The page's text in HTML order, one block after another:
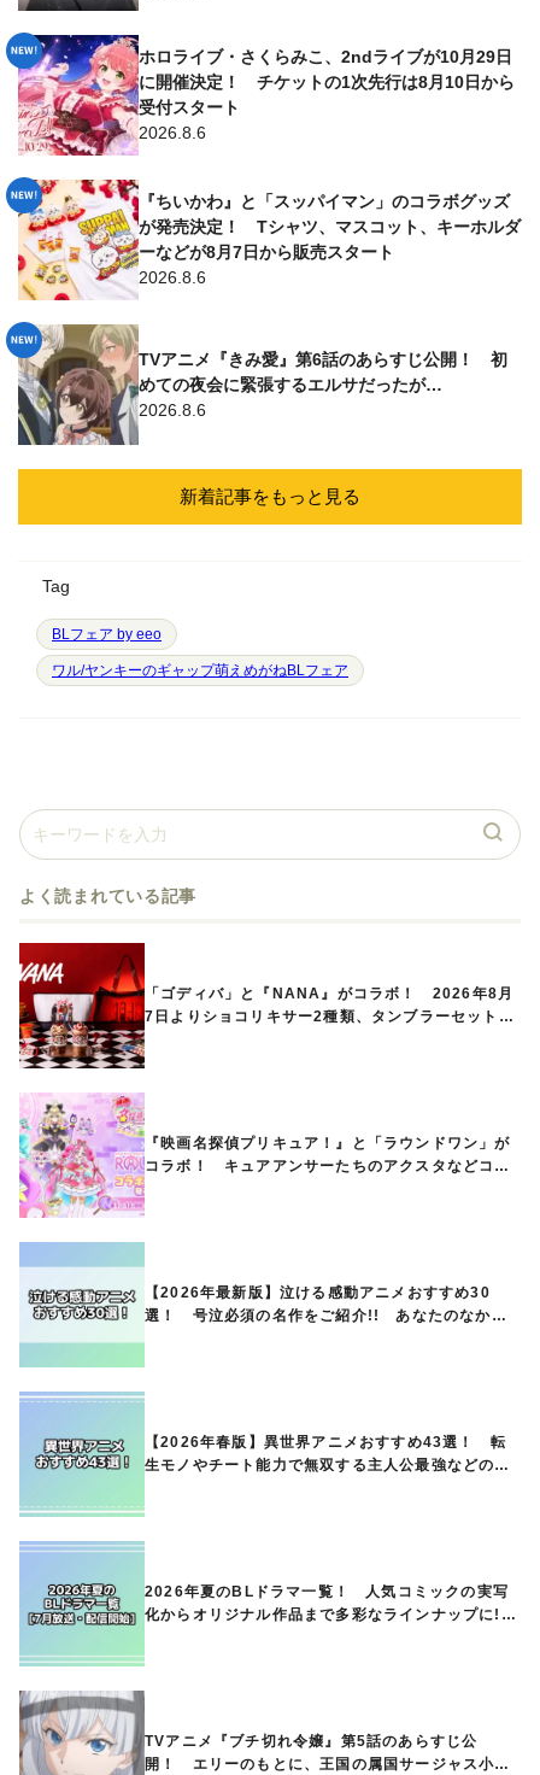
ホロライブ・さくらみこ、2ndライブが10月29日
に開催決定！ チケットの1次先行は8月10日から
受付スタート
2026.8.6
『ちいかわ』と「スッパイマン」のコラボグッズ
が発売決定！ Tシャツ、マスコット、キーホルダ
ーなどが8月7日から販売スタート
2026.8.6
TVアニメ『きみ愛』第6話のあらすじ公開！ 初
めての夜会に緊張するエルサだったが…
2026.8.6
新着記事をもっと見る
Tag
BLフェア by eeo
ワル/ヤンキーのギャップ萌えめがねBLフェア
よく読まれている記事
「ゴディバ」と『NANA』がコラボ！ 2026年8月
7日よりショコリキサー2種類、タンブラーセットな
『映画名探偵プリキュア！』と「ラウンドワン」が
コラボ！ キュアアンサーたちのアクスタなどコラ
【2026年最新版】泣ける感動アニメおすすめ30
選！ 号泣必須の名作をご紹介!! あなたのなかの
【2026年春版】異世界アニメおすすめ43選！ 転
生モノやチート能力で無双する主人公最強などの人
2026年夏のBLドラマ一覧！ 人気コミックの実写
化からオリジナル作品まで多彩なラインナップに!!
TVアニメ『ブチ切れ令嬢』第5話のあらすじ公
開！ エリーのもとに、王国の属国サージャス小王